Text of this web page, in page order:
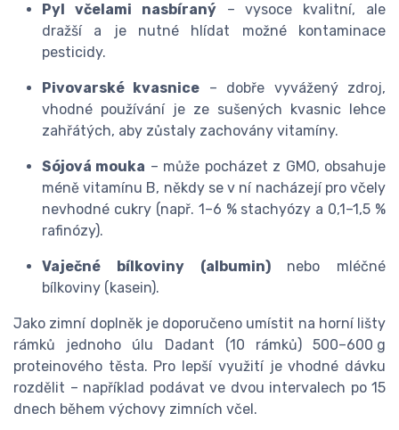
Pyl včelami nasbíraný– vysoce kvalitní, ale
dražší a je nutné hlídat možné kontaminace
pesticidy.
Pivovarské kvasnice – dobře vyvážený zdroj,
vhodné používání je ze sušených kvasnic lehce
zahřátých, aby zůstaly zachovány vitamíny.
Sójová mouka – může pocházet z GMO, obsahuje
méně vitamínu B, někdy se v ní nacházejí pro včely
nevhodné cukry (např. 1–6 % stachyózy a 0,1–1,5 %
rafinózy).
Vaječné bílkoviny (albumin)nebo mléčné
bílkoviny (kasein).
Jako zimní doplněk je doporučeno umístit na horní lišty
rámků jednoho úlu Dadant (10 rámků) 500–600 g
proteinového těsta. Pro lepší využití je vhodné dávku
rozdělit – například podávat ve dvou intervalech po 15
dnech během výchovy zimních včel.